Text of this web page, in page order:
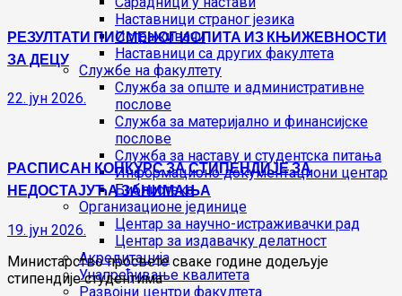
Наставници страног језика
Истраживачи
Наставници са других факултета
Службе на факултету
Служба за опште и административне
послове
Служба за материјално и финансијске
послове
Служба за наставу и студентска питања
Информационо документациони центар
Библиотека
Организационе јединице
Центар за научно-истраживачки рад
Центар за издавачку делатност
Акредитација
Унапређивање квалитета
Развојни центри факултета
РЕЗУЛТАТИ ПИСМЕНОГ ИСПИТА ИЗ КЊИЖЕВНОСТИ
ЗА ДЕЦУ
22. јун 2026.
РАСПИСАН КОНКУРС ЗА СТИПЕНДИЈЕ ЗА
НЕДОСТАЈУЋА ЗАНИМАЊА
19. јун 2026.
Министарство просвете сваке године додељује
стипендије студентима